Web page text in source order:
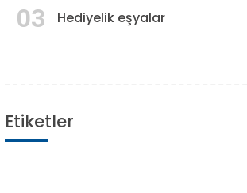
03 Hediyelik eşyalar
Etiketler